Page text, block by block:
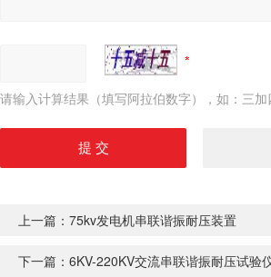
请输入计算结果（填写阿拉伯数字），如：三加
上一篇： 75kv发电机串联谐振耐压装置
下一篇： 6KV-220KV交流串联谐振耐压试验